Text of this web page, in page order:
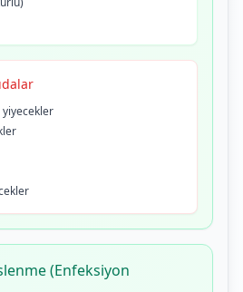
yiyecekler
(Enfeksiyon